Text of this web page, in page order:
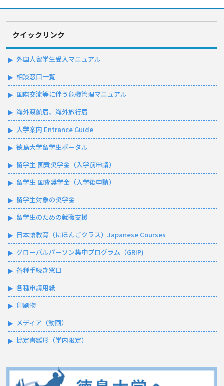
クイックリンク
外国人留学生受入マニュアル
相談窓口一覧
国際交流等に伴う危機管理マニュアル
海外渡航届、海外旅行届
入学案内 Entrance Guide
徳島大学留学生ポータル
留学生 国費奨学金（入学前申請）
留学生 国費奨学金（入学後申請）
留学生対象の奨学金
留学生のための就職支援
日本語教育（にほんごクラス）Japanese Courses
グローバルパーソン集中プログラム（GRIP)
各種手続き窓口
各種申請用紙
印刷物
メディア（動画）
協定書雛形（学内限定）